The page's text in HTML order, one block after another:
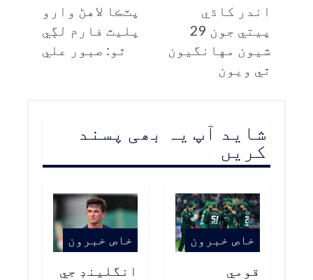
اندر کاڌي
پيتي جون 29
شيون مهانگيون
ٿي ويون
پٽڪا لاهڻ وارو
پليٽ فارم لڳي
ٿو: صبور علي
شاید آپ یہ بھی پسند
کریں
خاص خبرون
قومي
خاص خبرون
انگلينڊ جي